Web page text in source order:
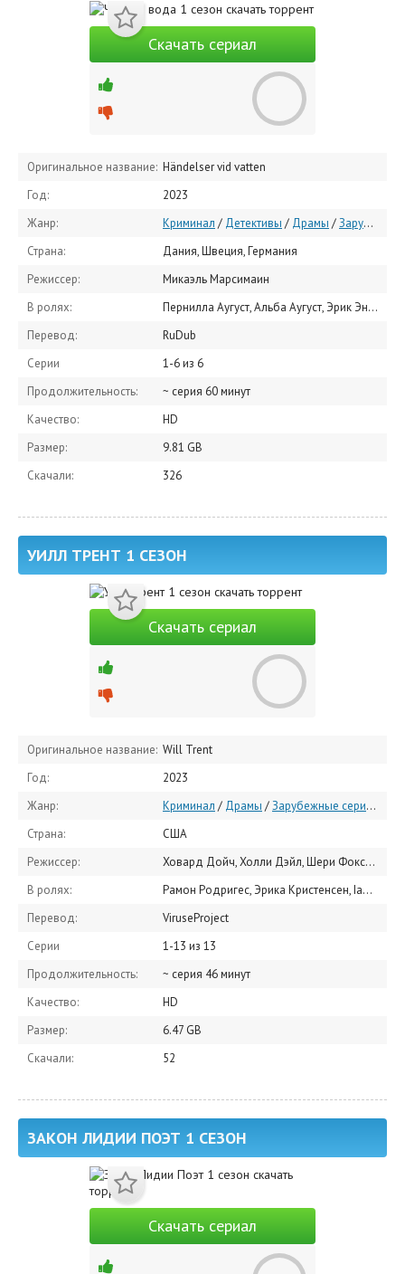
Скачать сериал
Оригинальное название: Händelser vid vatten
Год:
2023
Жанр:
Криминал / Детективы / Драмы /Зарубежные сериалы
Страна:
Дания, Швеция, Германия
Режиссер:
Микаэль Марсимаин
В ролях:
Пернилла Аугуст, Альба Аугуст, Эрик Эн, Рольф Лассгор, Аста Аугуст, Alva Adermark, Lucas Grimstedt, Liam Gabrielsson Lövbrand, Лив Мяёнес, Sven Boräng
Перевод:
RuDub
Серии
1-6 из 6
Продолжительность:
~ серия 60 минут
Качество:
HD
Размер:
9.81 GB
Скачали:
326
УИЛЛ ТРЕНТ 1 СЕЗОН
Скачать сериал
Оригинальное название: Will Trent
Год:
2023
Жанр:
Криминал / Драмы /Зарубежные сериалы
Страна:
США
Режиссер:
Ховард Дойч, Холли Дэйл, Шери Фоксон
В ролях:
Рамон Родригес, Эрика Кристенсен, Iantha Richardson, Джейк МакЛафлин, Соня Сон, Cora Lu Tran, Тодд Алан Даркин, Курт Юе, Джина Родригес, Кевин Дэниелс
Перевод:
ViruseProject
Серии
1-13 из 13
Продолжительность:
~ серия 46 минут
Качество:
HD
Размер:
6.47 GB
Скачали:
52
ЗАКОН ЛИДИИ ПОЭТ 1 СЕЗОН
Скачать сериал